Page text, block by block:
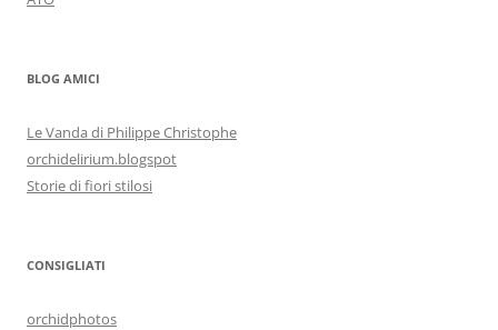
BLOG AMICI
Le Vanda di Philippe Christophe
orchidelirium.blogspot
Storie di fiori stilosi
CONSIGLIATI
orchidphotos